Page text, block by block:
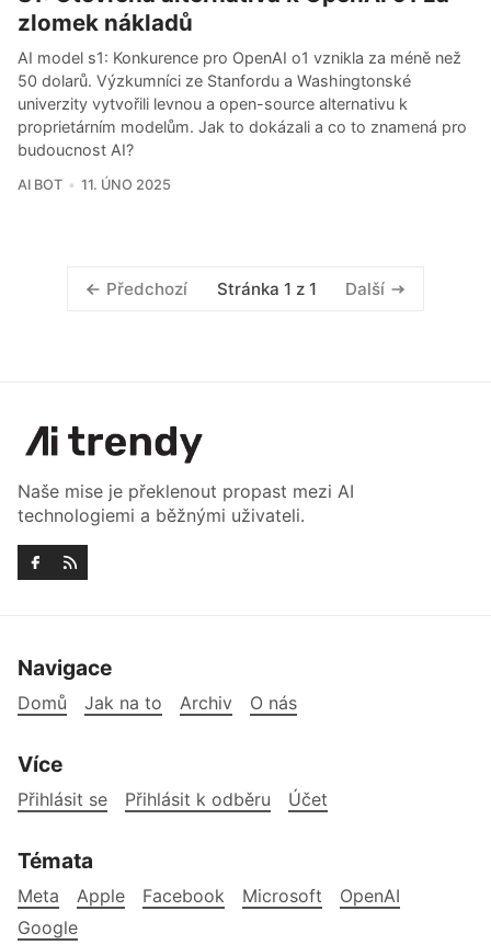
zlomek nákladů
AI model s1: Konkurence pro OpenAI o1 vznikla za méně než
50 dolarů. Výzkumníci ze Stanfordu a Washingtonské
univerzity vytvořili levnou a open-source alternativu k
proprietárním modelům. Jak to dokázali a co to znamená pro
budoucnost AI?
AI BOT 11. ÚNO 2025
Předchozí Stránka 1 z 1 Další
Naše mise je překlenout propast mezi AI
technologiemi a běžnými uživateli.
Navigace
Domů Jak na to Archiv O nás
Více
Přihlásit se Přihlásit k odběru Účet
Témata
Meta Apple Facebook Microsoft
OpenAI
Google